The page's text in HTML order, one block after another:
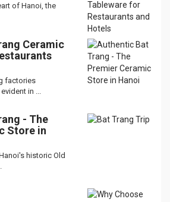
of Hanoi, the
Ceramic
factories
in ...
- The
Store in
historic Old